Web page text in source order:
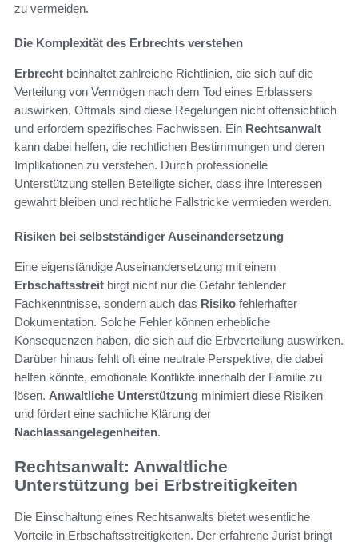
zu vermeiden.
Die Komplexität des Erbrechts verstehen
Erbrecht beinhaltet zahlreiche Richtlinien, die sich auf die
Verteilung von Vermögen nach dem Tod eines Erblassers
auswirken. Oftmals sind diese Regelungen nicht offensichtlich
und erfordern spezifisches Fachwissen. Ein Rechtsanwalt
kann dabei helfen, die rechtlichen Bestimmungen und deren
Implikationen zu verstehen. Durch professionelle
Unterstützung stellen Beteiligte sicher, dass ihre Interessen
gewahrt bleiben und rechtliche Fallstricke vermieden werden.
Risiken bei selbstständiger Auseinandersetzung
Eine eigenständige Auseinandersetzung mit einem
Erbschaftsstreit birgt nicht nur die Gefahr fehlender
Fachkenntnisse, sondern auch das Risiko fehlerhafter
Dokumentation. Solche Fehler können erhebliche
Konsequenzen haben, die sich auf die Erbverteilung auswirken.
Darüber hinaus fehlt oft eine neutrale Perspektive, die dabei
helfen könnte, emotionale Konflikte innerhalb der Familie zu
lösen. Anwaltliche Unterstützung minimiert diese Risiken
und fördert eine sachliche Klärung der
Nachlassangelegenheiten.
Rechtsanwalt: Anwaltliche
Unterstützung bei Erbstreitigkeiten
Die Einschaltung eines Rechtsanwalts bietet wesentliche
Vorteile in Erbschaftsstreitigkeiten. Der erfahrene Jurist bringt